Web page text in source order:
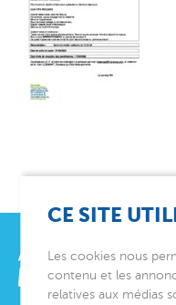
CE SITE
Les cookies nous
contenu et les
relatives aux médias